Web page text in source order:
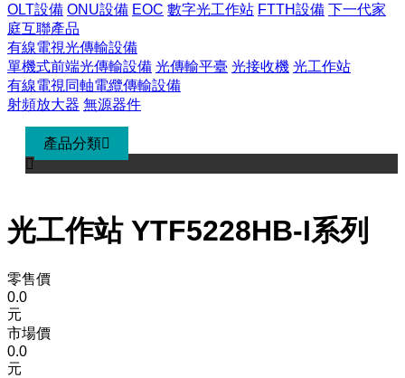
OLT設備 ONU設備 EOC 數字光工作站 FTTH設備 下一代家
庭互聯產品
有線電視光傳輸設備
單機式前端光傳輸設備 光傳輸平臺 光接收機 光工作站
有線電視同軸電纜傳輸設備
射頻放大器 無源器件
產品分類

光工作站 YTF5228HB-I系列
零售價
0.0
元
市場價
0.0
元